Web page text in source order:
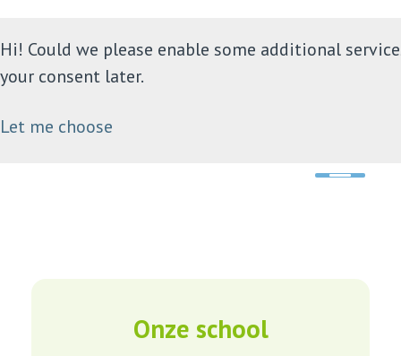
Home
Ouders en school
Onze school
Hi! Could we please enable some additional
your consent later.
Let me choose